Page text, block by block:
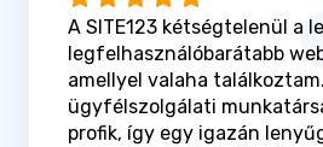
A SITE123 kétségtelenül a
legfelhasználóbarátabb
amellyel valaha
ügyfélszolgálati
profik, így egy igazán